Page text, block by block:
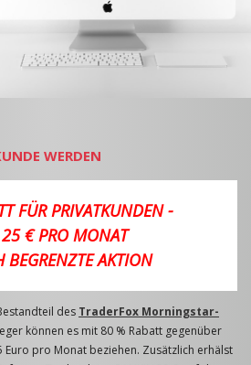
WERDEN
FÜR PRIVATKUNDEN -
€ PRO MONAT
BEGRENZTE AKTION
des TraderFox Morningstar-
können es mit 80 % Rabatt gegenüber
Euro pro Monat beziehen. Zusätzlich erhälst